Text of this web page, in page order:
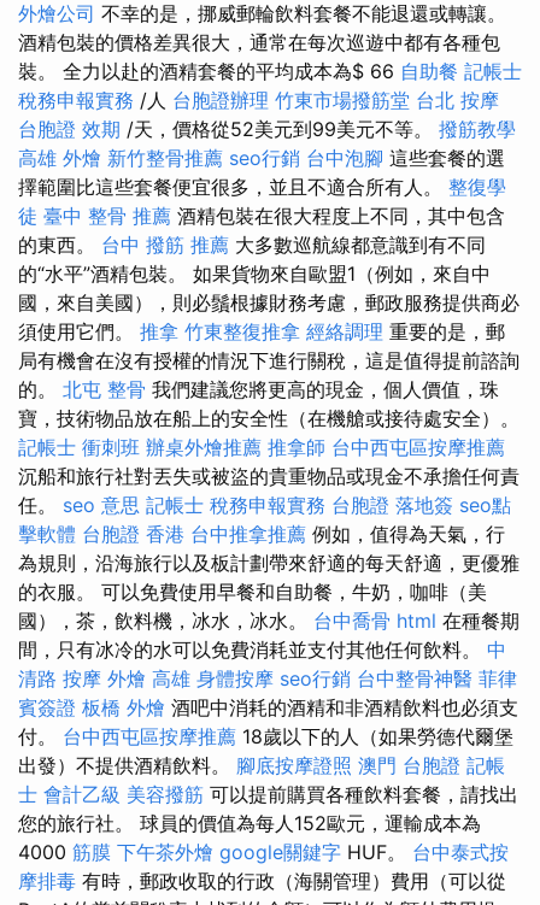
外燴公司 不幸的是，挪威郵輪飲料套餐不能退還或轉讓。
酒精包裝的價格差異很大，通常在每次巡遊中都有各種包
裝。 全力以赴的酒精套餐的平均成本為$ 66 自助餐 記帳士
稅務申報實務 /人 台胞證辦理 竹東市場撥筋堂 台北 按摩
台胞證 效期 /天，價格從52美元到99美元不等。 撥筋教學
高雄 外燴 新竹整骨推薦 seo行銷 台中泡腳 這些套餐的選
擇範圍比這些套餐便宜很多，並且不適合所有人。 整復學
徒 臺中 整骨 推薦 酒精包裝在很大程度上不同，其中包含
的東西。 台中 撥筋 推薦 大多數巡航線都意識到有不同
的“水平”酒精包裝。 如果貨物來自歐盟1（例如，來自中
國，來自美國），則必鬚根據財務考慮，郵政服務提供商必
須使用它們。 推拿 竹東整復推拿 經絡調理 重要的是，郵
局有機會在沒有授權的情況下進行關稅，這是值得提前諮詢
的。 北屯 整骨 我們建議您將更高的現金，個人價值，珠
寶，技術物品放在船上的安全性（在機艙或接待處安全）。
記帳士 衝刺班 辦桌外燴推薦 推拿師 台中西屯區按摩推薦
沉船和旅行社對丟失或被盜的貴重物品或現金不承擔任何責
任。 seo 意思 記帳士 稅務申報實務 台胞證 落地簽 seo點
擊軟體 台胞證 香港 台中推拿推薦 例如，值得為天氣，行
為規則，沿海旅行以及板計劃帶來舒適的每天舒適，更優雅
的衣服。 可以免費使用早餐和自助餐，牛奶，咖啡（美
國），茶，飲料機，冰水，冰水。 台中喬骨 html 在種餐期
間，只有冰冷的水可以免費消耗並支付其他任何飲料。 中
清路 按摩 外燴 高雄 身體按摩 seo行銷 台中整骨神醫 菲律
賓簽證 板橋 外燴 酒吧中消耗的酒精和非酒精飲料也必須支
付。 台中西屯區按摩推薦 18歲以下的人（如果勞德代爾堡
出發）不提供酒精飲料。 腳底按摩證照 澳門 台胞證 記帳
士 會計乙級 美容撥筋 可以提前購買各種飲料套餐，請找出
您的旅行社。 球員的價值為每人152歐元，運輸成本為
4000 筋膜 下午茶外燴 google關鍵字 HUF。 台中泰式按
摩排毒 有時，郵政收取的行政（海關管理）費用（可以從